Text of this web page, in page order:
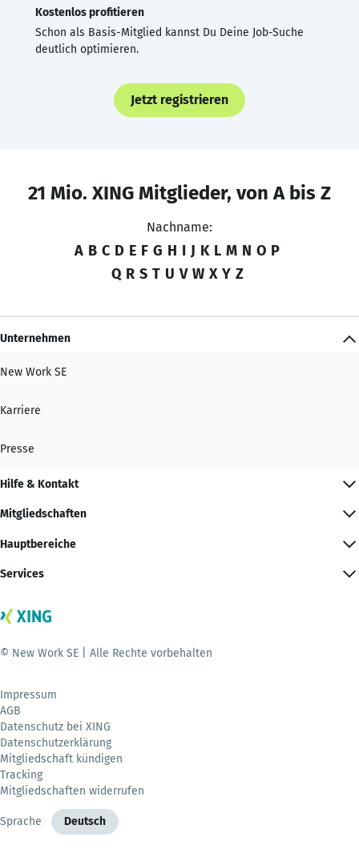
Kostenlos profitieren
Schon als Basis-Mitglied kannst Du Deine Job-Suche
deutlich optimieren.
Jetzt registrieren
21 Mio. XING Mitglieder, von A bis Z
Nachname:
A B C D E F G H I J K L M N O P
Q R S T U V W X Y Z
Unternehmen
New Work SE
Karriere
Presse
Hilfe & Kontakt
Mitgliedschaften
Hauptbereiche
Services
© New Work SE | Alle Rechte vorbehalten
Impressum
AGB
Datenschutz bei XING
Datenschutzerklärung
Mitgliedschaft kündigen
Tracking
Mitgliedschaften widerrufen
Sprache Deutsch